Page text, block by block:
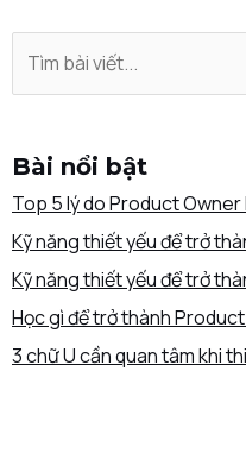
Bài nổi bật
Top 5 lý do Product Owner
Kỹ năng thiết yếu để trở
Kỹ năng thiết yếu để trở
Học gì để trở thành
3 chữ U cần quan tâm khi